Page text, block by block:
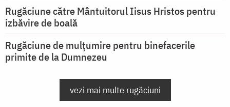
Rugăciune către Mântuitorul Iisus Hristos pentru
izbăvire de boală
Rugăciune de mulțumire pentru binefacerile
primite de la Dumnezeu
vezi mai multe rugăciuni